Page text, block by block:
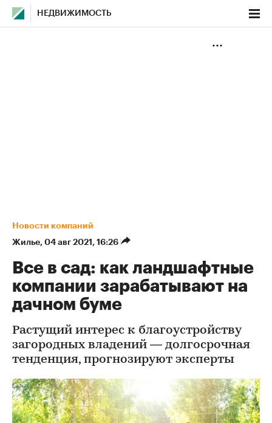
НЕДВИЖИМОСТЬ
Новости компаний
Жилье⁠, 04 авг 2021, 16:26
Все в сад: как ландшафтные
компании зарабатывают на
дачном буме
Растущий интерес к благоустройству
загородных владений — долгосрочная
тенденция, прогнозируют эксперты